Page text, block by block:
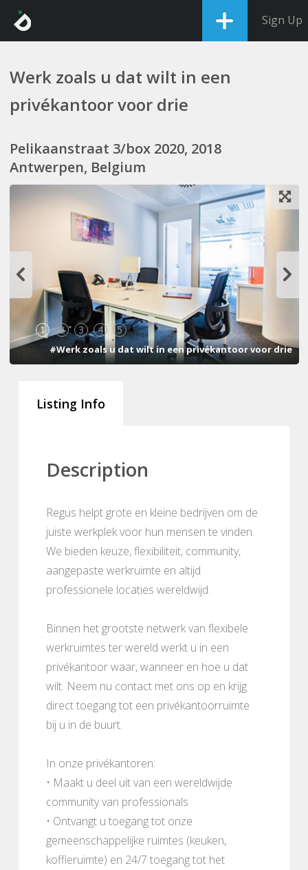
Sign Up
Werk zoals u dat wilt in een
privékantoor voor drie
Pelikaanstraat 3/box 2020, 2018
Antwerpen, Belgium
1 2 3 4 5
#Werk zoals u dat wilt in een privékantoor voor drie
Listing Info
Description
Regus helpt grote en kleine bedrijven om de
juiste werkplek voor hun mensen te vinden.
We bieden keuze, flexibiliteit, community,
aangepaste werkruimte en altijd
professionele locaties wereldwijd.
Binnen het grootste netwerk van flexibele
werkruimtes ter wereld werkt u in een
privékantoor waar, wanneer en hoe u dat
wilt. Neem nu contact met ons op en krijg
direct toegang tot een privékantoorruimte
bij u in de buurt.
In onze privékantoren:
• Maakt u deel uit van een wereldwijde
community van professionals
• Ontvangt u toegang tot onze
gemeenschappelijke ruimtes (keuken,
koffieruimte) en 24/7 toegang tot het